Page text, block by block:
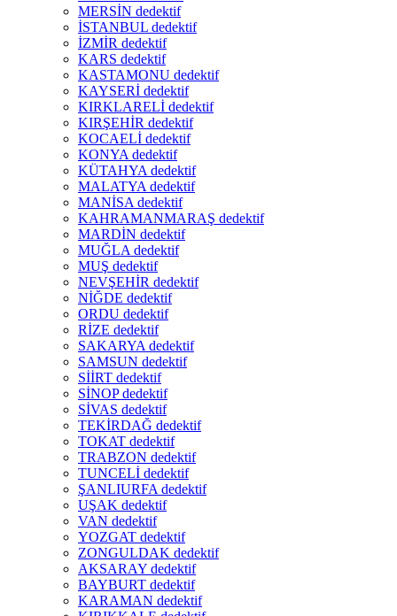
MERSİN dedektif
İSTANBUL dedektif
İZMİR dedektif
KARS dedektif
KASTAMONU dedektif
KAYSERİ dedektif
KIRKLARELİ dedektif
KIRŞEHİR dedektif
KOCAELİ dedektif
KONYA dedektif
KÜTAHYA dedektif
MALATYA dedektif
MANİSA dedektif
KAHRAMANMARAŞ dedektif
MARDİN dedektif
MUĞLA dedektif
MUŞ dedektif
NEVŞEHİR dedektif
NİĞDE dedektif
ORDU dedektif
RİZE dedektif
SAKARYA dedektif
SAMSUN dedektif
SİİRT dedektif
SİNOP dedektif
SİVAS dedektif
TEKİRDAĞ dedektif
TOKAT dedektif
TRABZON dedektif
TUNCELİ dedektif
ŞANLIURFA dedektif
UŞAK dedektif
VAN dedektif
YOZGAT dedektif
ZONGULDAK dedektif
AKSARAY dedektif
BAYBURT dedektif
KARAMAN dedektif